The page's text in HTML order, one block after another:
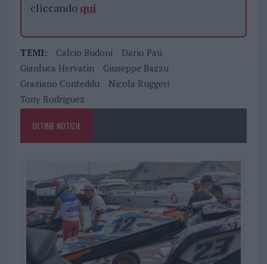
cliccando qui
TEMI: Calcio Budoni
Dario Pau
Gianluca Hervatin
Giuseppe Bazzu
Graziano Conteddu
Nicola Ruggeri
Tony Rodriguez
ULTIME NOTIZIE